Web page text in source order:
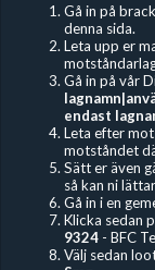
Gå in på
denna sida.
Leta upp er
Gå in på vår
endast
Leta efter
motståndet
Sätt er även
så kan ni
Gå in i en
Klicka sedan
9324- BFC
Välj sedan